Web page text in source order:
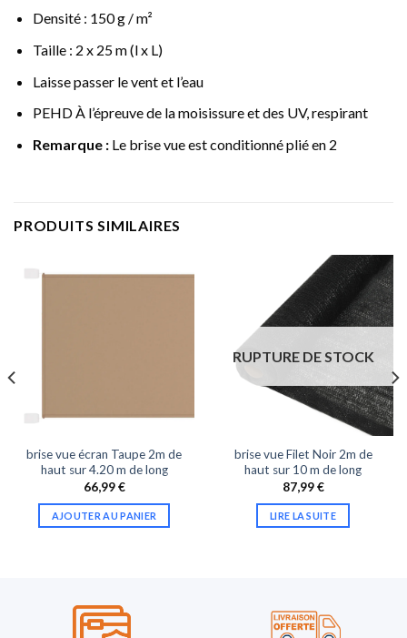
Densité : 150 g / m²
Taille : 2 x 25 m (l x L)
Laisse passer le vent et l’eau
PEHD À l’épreuve de la moisissure et des UV, respirant
Remarque :Le brise vue est conditionné plié en 2
PRODUITS SIMILAIRES
brise vue écran Taupe 2m de
haut sur 4.20 m de long
66,99€
AJOUTER AU PANIER
RUPTURE DE STOCK
brise vue Filet Noir 2m de
haut sur 10 m de long
87,99€
LIRE LA SUITE